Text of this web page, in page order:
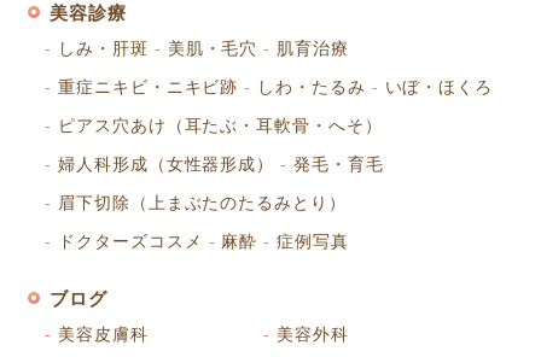
美容診療
しみ・肝斑 美肌・毛穴 肌育治療
重症ニキビ・ニキビ跡 しわ・たるみ いぼ・ほくろ
ピアス穴あけ（耳たぶ・耳軟骨・へそ）
婦人科形成（女性器形成） 発毛・育毛
眉下切除（上まぶたのたるみとり）
ドクターズコスメ 麻酔 症例写真
ブログ
美容皮膚科 美容外科